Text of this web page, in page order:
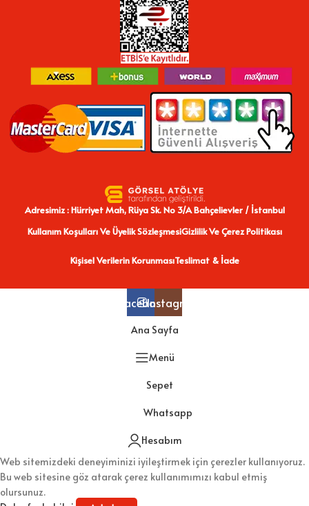
Adresimiz : Hürriyet Mah, Rüya Sk. No 3/A Bahçelievler / İstanbul
Kullanım Koşulları Ve Üyelik SözleşmesiGizlilik Ve Çerez Politikası
Kişisel Verilerin KorunmasıTeslimat & İade
FacebookInstagram
Ana Sayfa
Menü
Sepet
Whatsapp
Hesabım
Web sitemizdeki deneyiminizi iyileştirmek için çerezler kullanıyoruz.
Bu web sitesine göz atarak çerez kullanımımızı kabul etmiş
olursunuz.